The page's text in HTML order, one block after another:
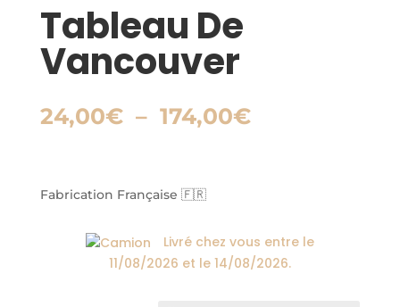
Tableau De
Vancouver
24,00€ – 174,00€Plage
Fabrication Française 🇫🇷
Livré chez vous entre le
11/08/2026 et le 14/08/2026.